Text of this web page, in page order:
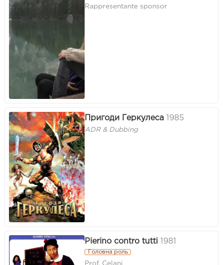
Rappresentante sponsor
Пригоди Геркулеса 1985
ADR & Dubbing
Pierino contro tutti 1981
Головна роль
Prof. Celani